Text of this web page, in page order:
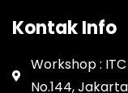
Kontak Info
Workshop :
No.144,